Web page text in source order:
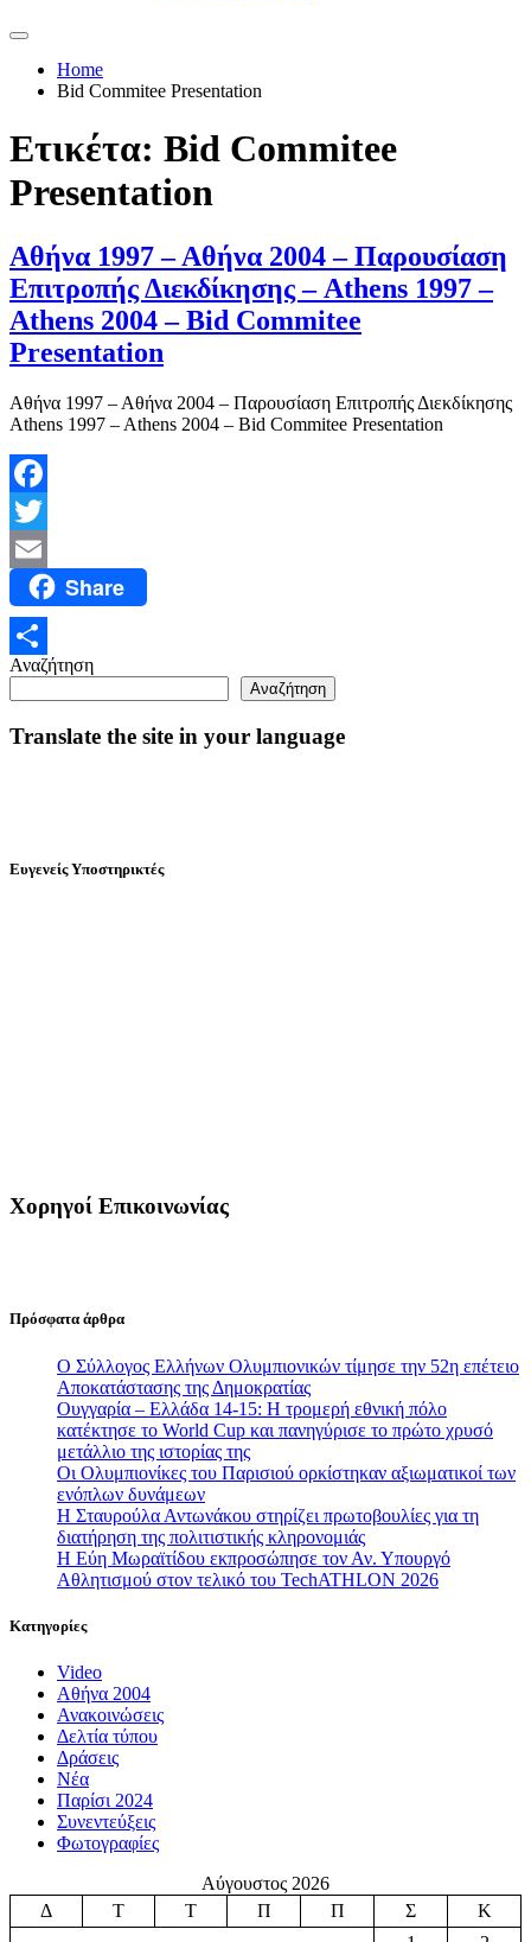
Home
Bid Commitee Presentation
Ετικέτα: Bid Commitee
Presentation
Αθήνα 1997 – Αθήνα 2004 – Παρουσίαση
Επιτροπής Διεκδίκησης – Athens 1997 –
Athens 2004 – Bid Commitee
Presentation
Αθήνα 1997 – Αθήνα 2004 – Παρουσίαση Επιτροπής Διεκδίκησης
Athens 1997 – Athens 2004 – Bid Commitee Presentation
Facebook
Twitter
Email Share
Μοιραστείτε
Αναζήτηση
Αναζήτηση
Translate the site in your language
Ευγενείς Υποστηρικτές
Χορηγοί Επικοινωνίας
Πρόσφατα άρθρα
Ο Σύλλογος Ελλήνων Ολυμπιονικών τίμησε την 52η επέτειο
Αποκατάστασης της Δημοκρατίας
Ουγγαρία – Ελλάδα 14-15: Η τρομερή εθνική πόλο
κατέκτησε το World Cup και πανηγύρισε το πρώτο χρυσό
μετάλλιο της ιστορίας της
Οι Ολυμπιονίκες του Παρισιού ορκίστηκαν αξιωματικοί των
ενόπλων δυνάμεων
Η Σταυρούλα Αντωνάκου στηρίζει πρωτοβουλίες για τη
διατήρηση της πολιτιστικής κληρονομιάς
Η Εύη Μωραϊτίδου εκπροσώπησε τον Αν. Υπουργό
Αθλητισμού στον τελικό του TechATHLON 2026
Κατηγορίες
Video
Αθήνα 2004
Ανακοινώσεις
Δελτία τύπου
Δράσεις
Νέα
Παρίσι 2024
Συνεντεύξεις
Φωτογραφίες
Αύγουστος 2026
Δ
Τ Τ Π Π Σ
Κ